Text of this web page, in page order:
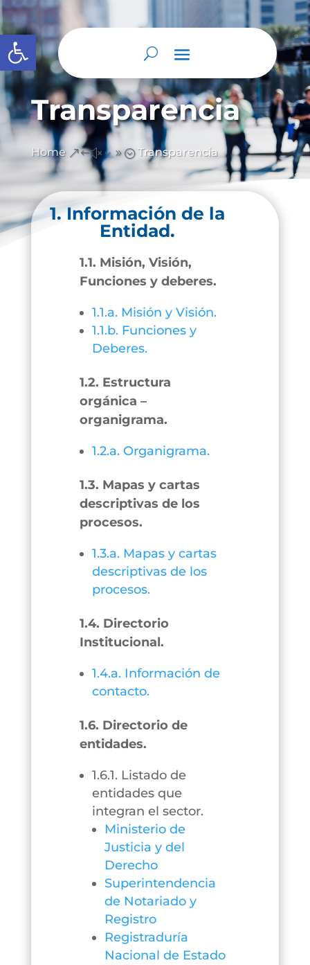
Abrir barra de herramientas
Transparencia
Home &#x39; Transparencia
1. Información de la
Entidad.
1.1. Misión, Visión,
Funciones y deberes.
1.1.a. Misión y Visión.
1.1.b. Funciones y
Deberes.
1.2. Estructura
orgánica –
organigrama.
1.2.a. Organigrama.
1.3. Mapas y cartas
descriptivas de los
procesos.
1.3.a. Mapas y cartas
descriptivas de los
procesos.
1.4. Directorio
Institucional.
1.4.a. Información de
contacto.
1.6. Directorio de
entidades.
1.6.1. Listado de
entidades que
integran el sector.
Ministerio de
Justicia y del
Derecho
Superintendencia
de Notariado y
Registro
Registraduría
Nacional de Estado